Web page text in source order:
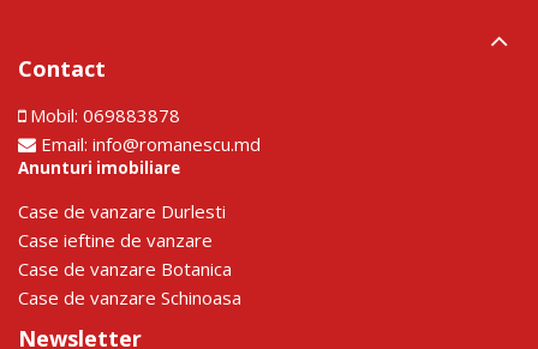
Contact
Mobil: 069883878
Email: info@romanescu.md
Anunturi imobiliare
Сase de vanzare Durlesti
Сase ieftine de vanzare
Сase de vanzare Botanica
Сase de vanzare Schinoasa
Newsletter